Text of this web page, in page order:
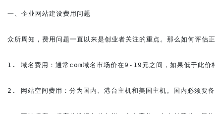
一、企业网站建设费用问题
众所周知，费用问题一直以来是创业者关注的重点。那么如何评估正
1. 域名费用：通常com域名市场价在9-19元之间，如果低于此价格
2. 网站空间费用：分为国内、港台主机和美国主机。国内必须要备